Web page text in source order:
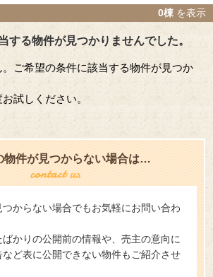
0棟 を表示
する物件が見つかりませんでした。
ご希望の条件に該当する物件が見つか
試しください。
物件が見つからない場合は…
つからない場合でもお気軽にお問い合わ
かりの公開前の情報や、売主の意向に
など表に公開できない物件もご紹介させ